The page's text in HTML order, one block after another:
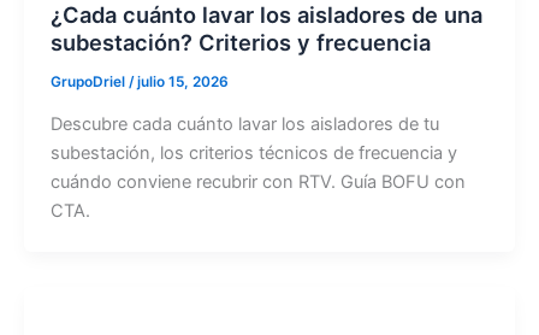
¿Cada cuánto lavar los aisladores de una
subestación? Criterios y frecuencia
GrupoDriel /julio 15, 2026
Descubre cada cuánto lavar los aisladores de tu
subestación, los criterios técnicos de frecuencia y
cuándo conviene recubrir con RTV. Guía BOFU con
CTA.